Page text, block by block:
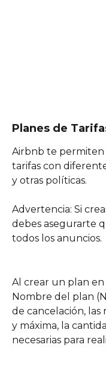
Planes de
Airbnb te permiten
tarifas con
y otras políticas.
Advertencia: Si
debes asegurarte
todos los anuncios.
Al crear un plan en
Nombre del plan
de cancelación, las
y máxima, la
necesarias para